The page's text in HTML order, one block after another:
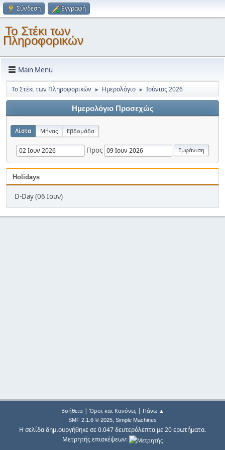
Σύνδεση Εγγραφή
Το Στέκι των
Πληροφορικών
Main Menu
Το Στέκι των Πληροφορικών ► Ημερολόγιο ► Ιούνιος 2026
Ημερολόγιο Προσεχώς
Λίστα Μήνας Εβδομάδα
Προς
Holidays
D-Day (06 Ιουν)
Βοήθεια| Όροι και Κανόνες| Πάνω ▲
SMF 2.1.6 © 2025, Simple Machines
Η σελίδα δημιουργήθηκε σε 0.047 δευτερόλεπτα με 20 ερωτήματα.
Μετρητής επισκέψεων: